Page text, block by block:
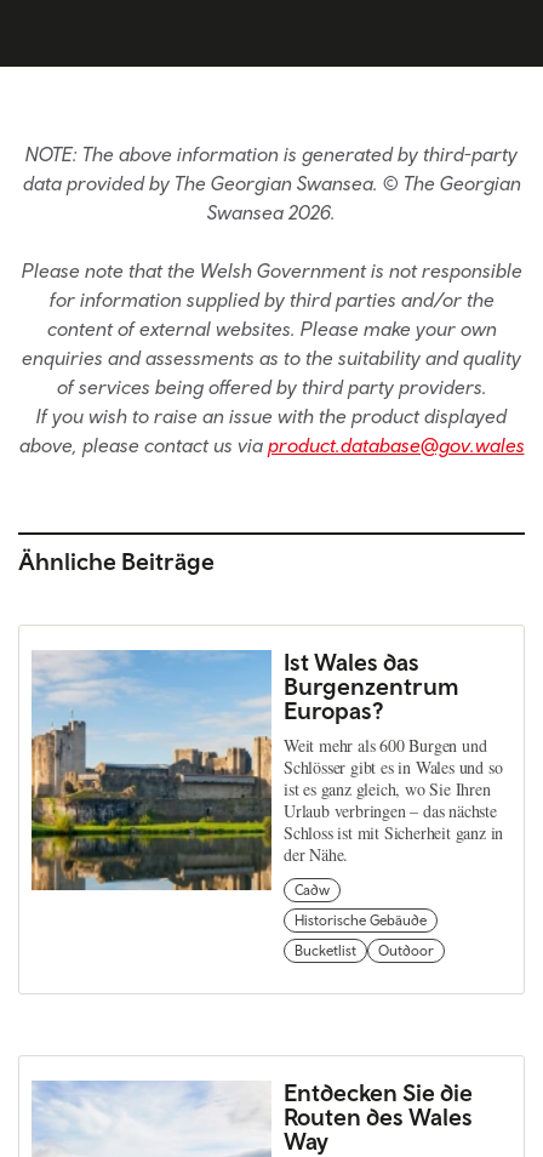
NOTE: The above information is generated by third-party
data provided by The Georgian Swansea. © The Georgian
Swansea 2026.
Please note that the Welsh Government is not responsible
for information supplied by third parties and/or the
content of external websites. Please make your own
enquiries and assessments as to the suitability and quality
of services being offered by third party providers.
If you wish to raise an issue with the product displayed
above, please contact us via product.database@gov.wales
Ähnliche Beiträge
Ist Wales das
Burgenzentrum
Europas?
Weit mehr als 600 Burgen und
Schlösser gibt es in Wales und so
ist es ganz gleich, wo Sie Ihren
Urlaub verbringen – das nächste
Schloss ist mit Sicherheit ganz in
der Nähe.
Cadw
Historische Gebäude
Bucketlist
Outdoor
Entdecken Sie die
Routen des Wales
Way